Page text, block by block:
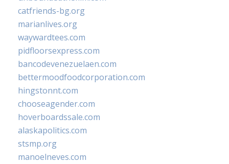
catfriends-bg.org
marianlives.org
waywardtees.com
pidfloorsexpress.com
bancodevenezuelaen.com
bettermoodfoodcorporation.com
hingstonnt.com
chooseagender.com
hoverboardssale.com
alaskapolitics.com
stsmp.org
manoelneves.com